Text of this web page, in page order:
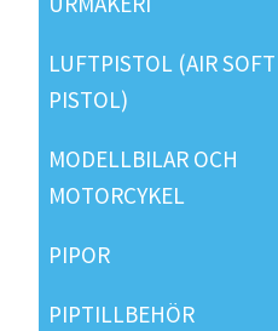
LUFTPISTOL (AIR SOFT
PISTOL)
MODELLBILAR OCH
MOTORCYKEL
PIPOR
PIPTILLBEHÖR